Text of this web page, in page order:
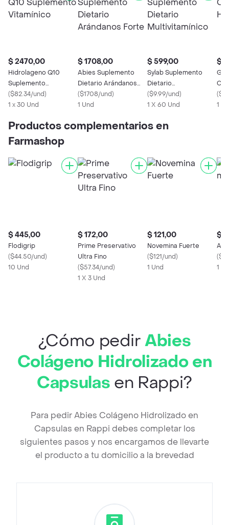
$ 2470,00
Hidrolageno Q10
Suplemento
Vitamínico
($82.34/und)
1 x 30 Und
$ 1708,00
Abies Suplemento
Dietario Arándanos
Forte
($1708/und)
1 Und
$ 599,00
Sylab Suplemento
Dietario
Multivitamínico
($9.99/und)
1 X 60 Und
$
(
1 x
Productos complementarios en
Farmashop
$ 445,00
Flodigrip
($44.50/und)
10 Und
$ 172,00
Prime Preservativo
Ultra Fino
($57.34/und)
1 X 3 Und
$ 121,00
Novemina Fuerte
($121/und)
1 Und
$
(
1 X
¿Cómo pedirAbies
Colágeno Hidrolizado en
Capsulas en Rappi?
Para pedir Abies Colágeno Hidrolizado en
Capsulas en Rappi debes completar los
siguientes pasos y nos encargamos de llevarte
el producto a tu domicilio a la brevedad